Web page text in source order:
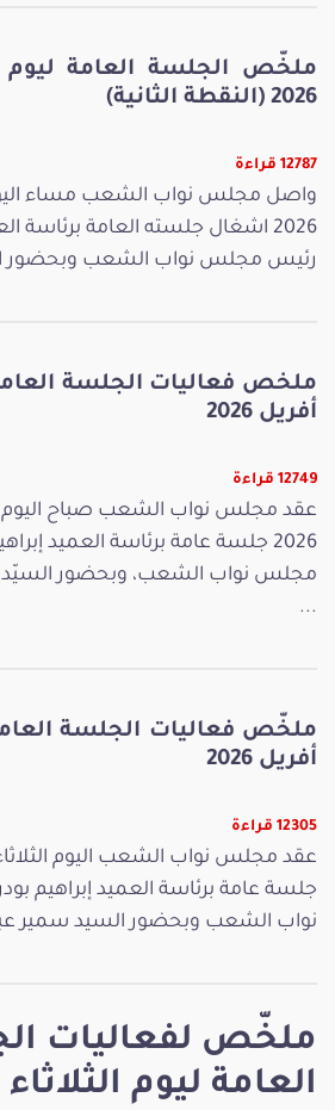
ملخّص لفعاليات
2026 (النقطة الثانية)
12787 قراءة
2026 اشغال جلسته العامة برئاسة
رئيس مجلس نواب الشعب وبحضور
أفريل 2026
12749 قراءة
2026 جلسة عامة برئاسة العميد
مجلس نواب الشعب، وبحضور السيّدة
...
أفريل 2026
12305 قراءة
جلسة عامة برئاسة العميد إبراهيم
نواب الشعب وبحضور السيد سمير عبد